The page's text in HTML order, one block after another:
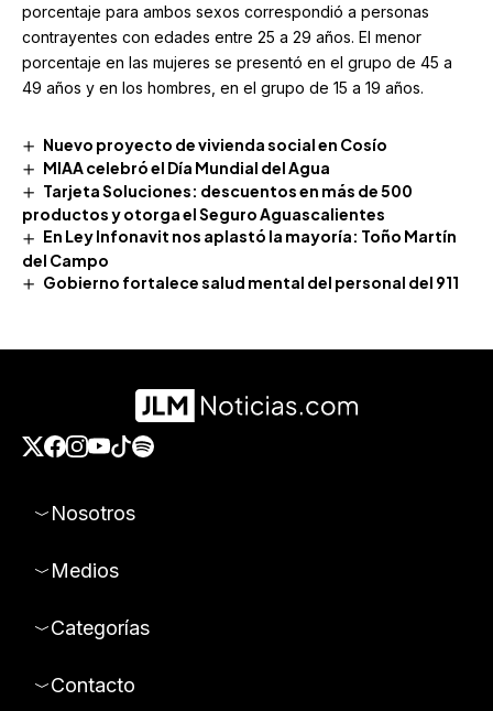
porcentaje para ambos sexos correspondió a personas
contrayentes con edades entre 25 a 29 años. El menor
porcentaje en las mujeres se presentó en el grupo de 45 a
49 años y en los hombres, en el grupo de 15 a 19 años.
Nuevo proyecto de vivienda social en Cosío
MIAA celebró el Día Mundial del Agua
Tarjeta Soluciones: descuentos en más de 500
productos y otorga el Seguro Aguascalientes
En Ley Infonavit nos aplastó la mayoría: Toño Martín
del Campo
Gobierno fortalece salud mental del personal del 911
Nosotros
Medios
Categorías
Contacto